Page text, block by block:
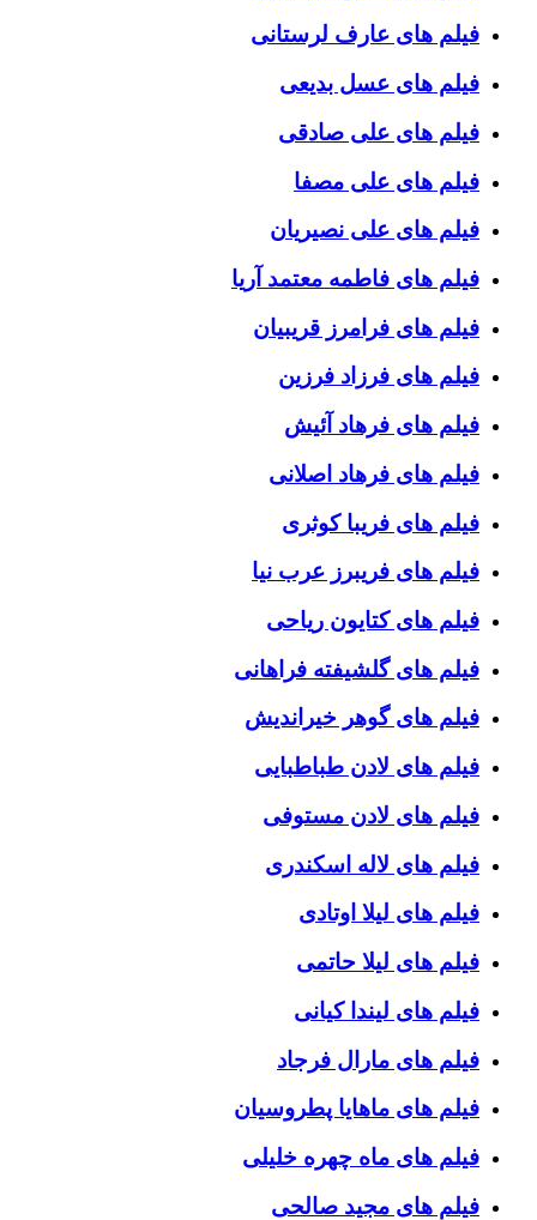
فیلم های عارف لرستانی
فیلم های عسل بدیعی
فیلم های علی صادقی
فیلم های علی مصفا
فیلم های علی نصیریان
فیلم های فاطمه معتمد آریا
فیلم های فرامرز قریبیان
فیلم های فرزاد فرزین
فیلم های فرهاد آئیش
فیلم های فرهاد اصلانی
فیلم های فریبا کوثری
فیلم های فریبرز عرب نیا
فیلم های کتایون ریاحی
فیلم های گلشیفته فراهانی
فیلم های گوهر خیراندیش
فیلم های لادن طباطبایی
فیلم های لادن مستوفی
فیلم های لاله اسکندری
فیلم های لیلا اوتادی
فیلم های لیلا حاتمی
فیلم های لیندا کیانی
فیلم های مارال فرجاد
فیلم های ماهایا پطروسیان
فیلم های ماه چهره خلیلی
فیلم های مجید صالحی